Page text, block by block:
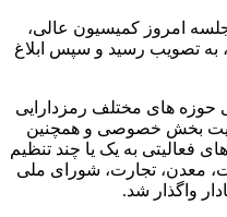
امروز کمیسیون عالی،
به تصویب رسید و سپس ابلاغ
حوزه های مختلف رمزدارایی
بخش خصوصی و همچنین
فعالیتی به یک یا چند تنظیم
معدن، تجارت، شورای ملی
واگذار شد.